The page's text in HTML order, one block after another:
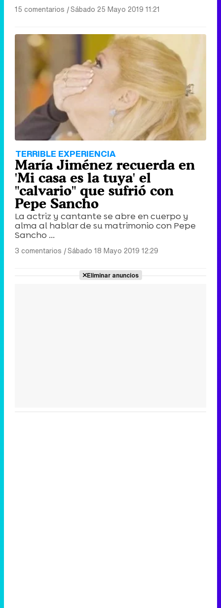
15 comentarios |Sábado 25 Mayo 2019 11:21
TERRIBLE EXPERIENCIA
María Jiménez recuerda en
'Mi casa es la tuya' el
"calvario" que sufrió con
Pepe Sancho
La actriz y cantante se abre en cuerpo y
alma al hablar de su matrimonio con Pepe
Sancho ...
3 comentarios |Sábado 18 Mayo 2019 12:29
Eliminar anuncios